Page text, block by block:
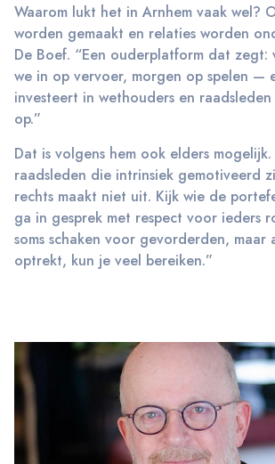
Waarom lukt het in Arnhem vaak wel?
worden gemaakt en relaties worden
De Boef. “Een ouderplatform dat zegt:
we in op vervoer, morgen op spelen —
investeert in wethouders en
op.”
Dat is volgens hem ook elders
raadsleden die intrinsiek gemotiveerd
rechts maakt niet uit. Kijk wie de
ga in gesprek met respect voor ieders
soms schaken voor gevorderden, maar
optrekt, kun je veel bereiken.”